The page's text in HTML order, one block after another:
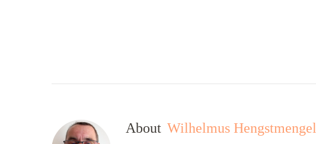
About Wilhelmus Hengstmengel